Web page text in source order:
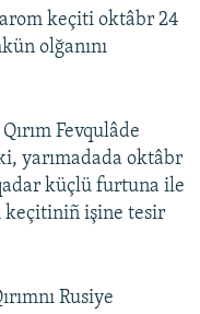
keçiti oktâbr 24
olğanını
Fevqulâde
yarımadada oktâbr
küçlü furtuna ile
keçitiniñ işine tesir
Rusiye